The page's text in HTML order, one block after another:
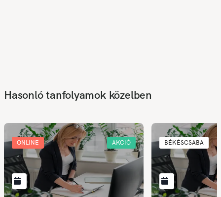
Hasonló tanfolyamok közelben
ONLINE AKCIÓ BÉKÉSCSABA